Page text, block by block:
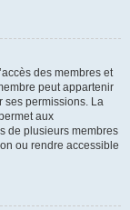
des membres et
peut appartenir
ses permissions. La
aux
de plusieurs membres
ou rendre accessible